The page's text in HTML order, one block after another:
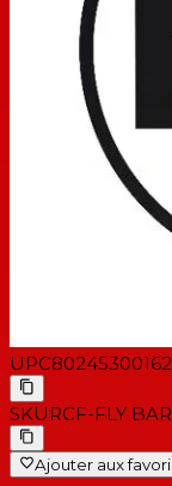
UPC
SKURCF-FLY
Ajouter aux